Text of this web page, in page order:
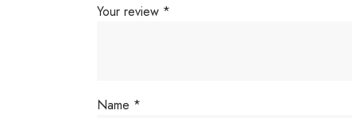
Your review *
Name *